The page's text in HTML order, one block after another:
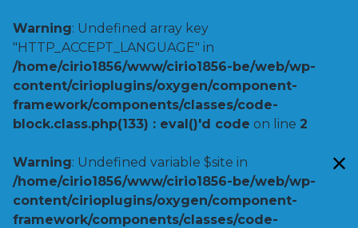
Warning: Undefined array key
"HTTP_ACCEPT_LANGUAGE" in
/home/cirio1856/www/cirio1856-be/web/wp-
content/cirioplugins/oxygen/component-
framework/components/classes/code-
block.class.php(133) : eval()'d code on line 2
Warning: Undefined variable $site in
/home/cirio1856/www/cirio1856-be/web/wp-
content/cirioplugins/oxygen/component-
framework/components/classes/code-